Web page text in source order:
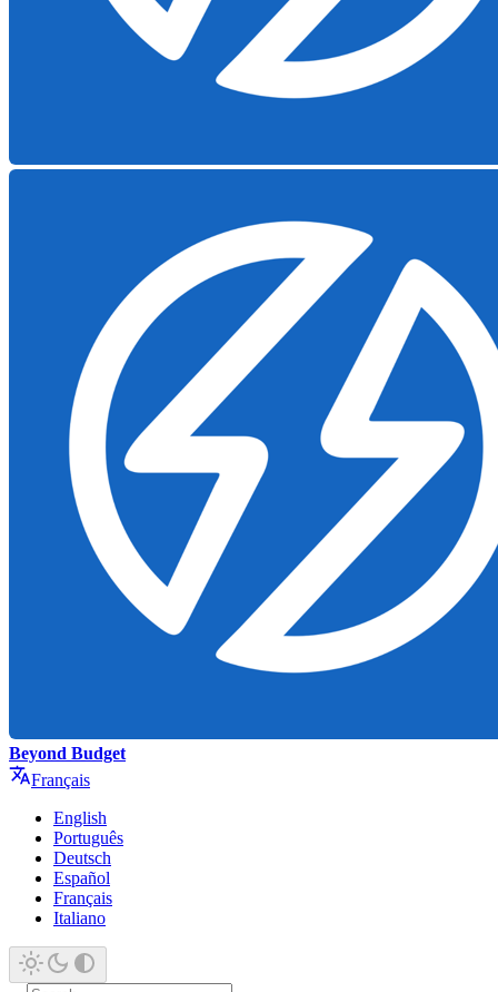
Beyond Budget
Français
English
Português
Deutsch
Español
Français
Italiano